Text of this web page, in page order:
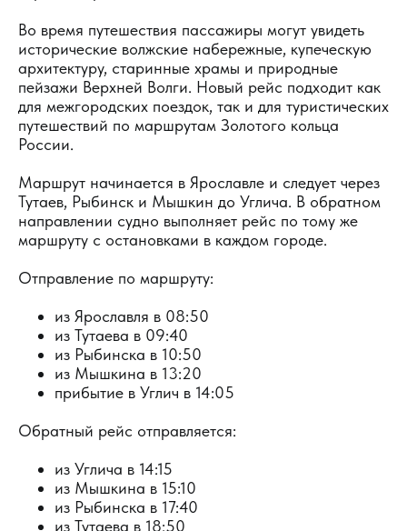
Во время путешествия пассажиры могут увидеть
исторические волжские набережные, купеческую
архитектуру, старинные храмы и природные
пейзажи Верхней Волги. Новый рейс подходит как
для межгородских поездок, так и для туристических
путешествий по маршрутам Золотого кольца
России.
Маршрут начинается в Ярославле и следует через
Тутаев, Рыбинск и Мышкин до Углича. В обратном
направлении судно выполняет рейс по тому же
маршруту с остановками в каждом городе.
Отправление по маршруту:
из Ярославля в 08:50
из Тутаева в 09:40
из Рыбинска в 10:50
из Мышкина в 13:20
прибытие в Углич в 14:05
Обратный рейс отправляется:
из Углича в 14:15
из Мышкина в 15:10
из Рыбинска в 17:40
из Тутаева в 18:50